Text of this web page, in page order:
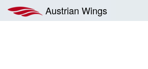
Inhalt
springen
Austrian Wings